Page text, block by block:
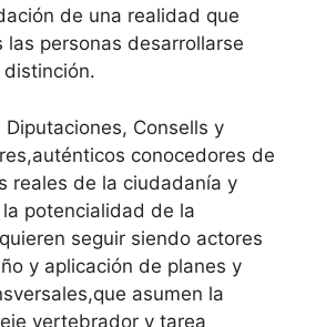
de una realidad que
las personas desarrollarse
Consells y
conocedores de
reales de la ciudadanía y
potencialidad de la
seguir siendo actores
y aplicación de planes y
asumen la
vertebrador y tarea